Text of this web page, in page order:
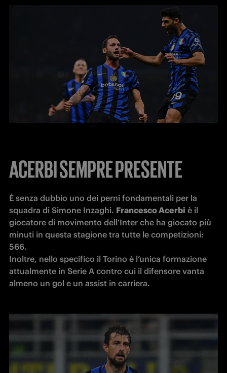
ACERBI SEMPRE PRESENTE
È senza dubbio uno dei perni fondamentali per la
squadra di Simone Inzaghi. Francesco Acerbi è il
giocatore di movimento dell’Inter che ha giocato più
minuti in questa stagione tra tutte le competizioni:
566.
Inoltre, nello specifico il Torino è l’unica formazione
attualmente in Serie A contro cui il difensore vanta
almeno un gol e un assist in carriera.